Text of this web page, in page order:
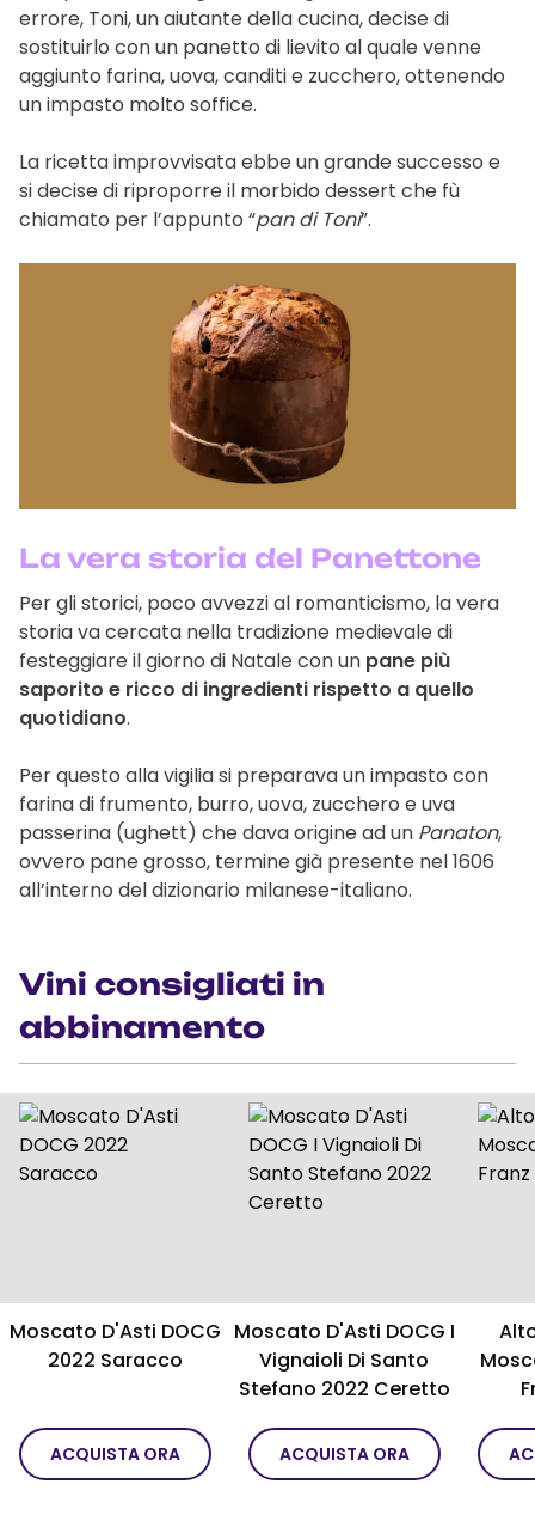
errore, Toni, un aiutante della cucina, decise di
sostituirlo con un panetto di lievito al quale venne
aggiunto farina, uova, canditi e zucchero, ottenendo
un impasto molto soffice.
La ricetta improvvisata ebbe un grande successo e
si decise di riproporre il morbido dessert che fù
chiamato per l’appunto “pan di Toni”.
La vera storia del Panettone
Per gli storici, poco avvezzi al romanticismo, la vera
storia va cercata nella tradizione medievale di
festeggiare il giorno di Natale con un pane più
saporito e ricco di ingredienti rispetto a quello
quotidiano.
Per questo alla vigilia si preparava un impasto con
farina di frumento, burro, uova, zucchero e uva
passerina (ughett) che dava origine ad un Panaton,
ovvero pane grosso, termine già presente nel 1606
all’interno del dizionario milanese-italiano.
Vini consigliati in
abbinamento
Moscato D'Asti DOCG
2022 Saracco
ACQUISTA ORA
Moscato D'Asti DOCG I
Vignaioli Di Santo
Stefano 2022 Ceretto
ACQUISTA ORA